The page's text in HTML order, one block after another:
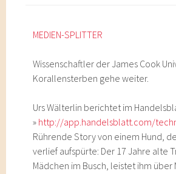
MEDIEN-SPLITTER
Wissenschaftler der James Cook
Korallensterben gehe weiter.
Urs Wälterlin berichtet im
» http://app.handelsblatt.com/
Rührende Story von einem Hund,
verlief aufspürte: Der 17 Jahre alte
Mädchen im Busch, leistet ihm